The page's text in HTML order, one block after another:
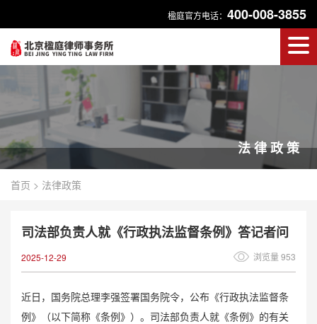
楹庭官方电话： 400-008-3855
法律政策
首页 > 法律政策
司法部负责人就《行政执法监督条例》答记者问
2025-12-29 浏览量 953
近日，国务院总理李强签署国务院令，公布《行政执法监督条
例》（以下简称《条例》）。司法部负责人就《条例》的有关